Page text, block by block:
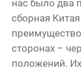
нас было два
сборная
сторонах –
положений.